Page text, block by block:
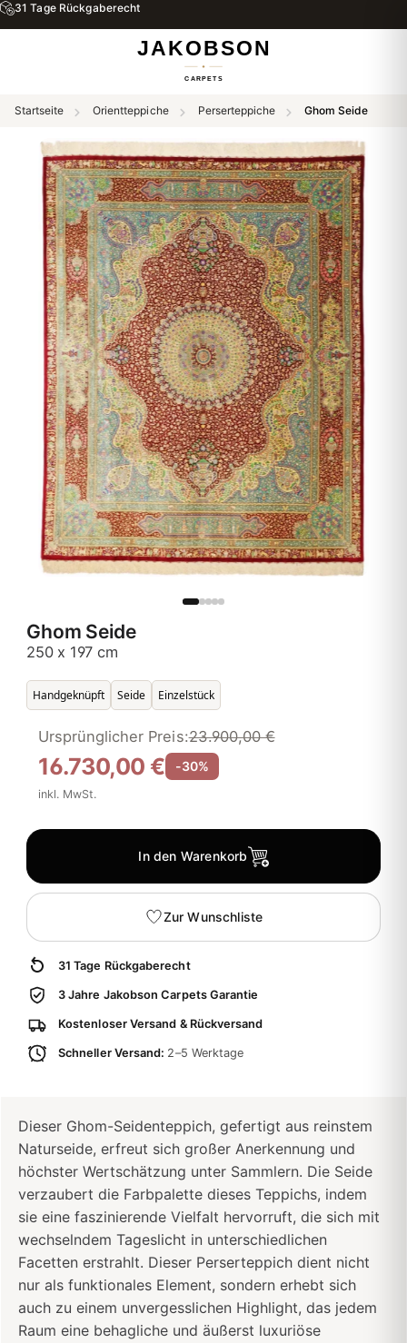
Startseite Orientteppiche Perserteppiche Ghom Seide
Ghom Seide
250 x 197 cm
Handgeknüpft Seide Einzelstück
16.730,00 €
Ursprünglicher Preis:23.900,00 €
-30%
inkl. MwSt.
In den Warenkorb
Zur Wunschliste
31 Tage Rückgaberecht
3 Jahre Jakobson Carpets Garantie
Kostenloser Versand & Rückversand
Schneller Versand: 2–5 Werktage
Dieser Ghom-Seidenteppich, gefertigt aus reinstem
Naturseide, erfreut sich großer Anerkennung und
höchster Wertschätzung unter Sammlern. Die Seide
verzaubert die Farbpalette dieses Teppichs, indem
sie eine faszinierende Vielfalt hervorruft, die sich mit
wechselndem Tageslicht in unterschiedlichen
Facetten erstrahlt. Dieser Perserteppich dient nicht
nur als funktionales Element, sondern erhebt sich
auch zu einem unvergesslichen Highlight, das jedem
Raum eine behagliche und äußerst luxuriöse